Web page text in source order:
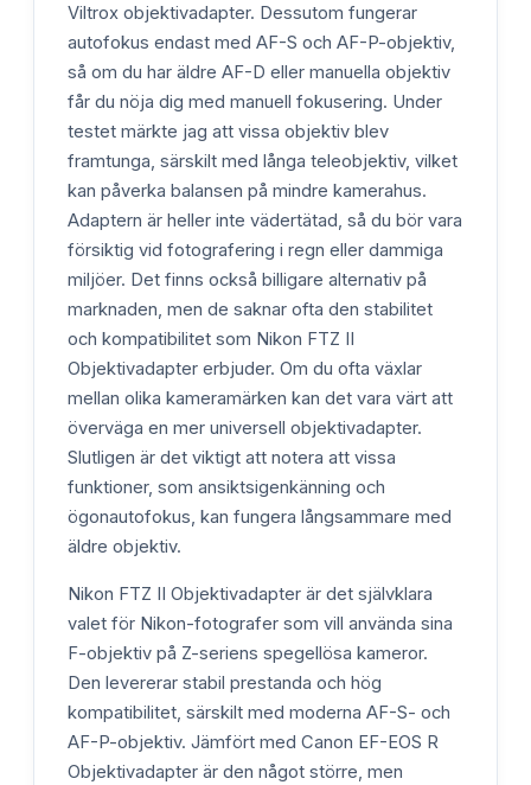
Viltrox objektivadapter. Dessutom fungerar
autofokus endast med AF-S och AF-P-objektiv,
så om du har äldre AF-D eller manuella objektiv
får du nöja dig med manuell fokusering. Under
testet märkte jag att vissa objektiv blev
framtunga, särskilt med långa teleobjektiv, vilket
kan påverka balansen på mindre kamerahus.
Adaptern är heller inte vädertätad, så du bör vara
försiktig vid fotografering i regn eller dammiga
miljöer. Det finns också billigare alternativ på
marknaden, men de saknar ofta den stabilitet
och kompatibilitet som Nikon FTZ II
Objektivadapter erbjuder. Om du ofta växlar
mellan olika kameramärken kan det vara värt att
överväga en mer universell objektivadapter.
Slutligen är det viktigt att notera att vissa
funktioner, som ansiktsigenkänning och
ögonautofokus, kan fungera långsammare med
äldre objektiv.
Nikon FTZ II Objektivadapter är det självklara
valet för Nikon-fotografer som vill använda sina
F-objektiv på Z-seriens spegellösa kameror.
Den levererar stabil prestanda och hög
kompatibilitet, särskilt med moderna AF-S- och
AF-P-objektiv. Jämfört med Canon EF-EOS R
Objektivadapter är den något större, men